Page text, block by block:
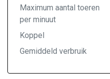
Maximum aantal toeren
per minuut
Koppel
Gemiddeld verbruik